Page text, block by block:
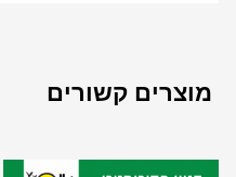
מוצרים קשורים